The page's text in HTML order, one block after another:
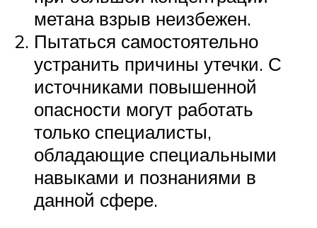
метана взрыв неизбежен.
Пытаться самостоятельно
устранить причины утечки. С
источниками повышенной
опасности могут работать
только специалисты,
обладающие специальными
навыками и познаниями в
данной сфере.